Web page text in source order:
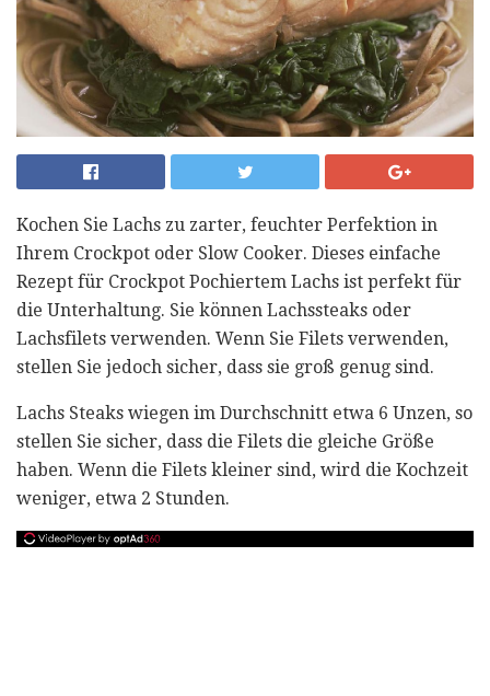
Kochen Sie Lachs zu zarter, feuchter Perfektion in
Ihrem Crockpot oder Slow Cooker. Dieses einfache
Rezept für Crockpot Pochiertem Lachs ist perfekt für
die Unterhaltung. Sie können Lachssteaks oder
Lachsfilets verwenden. Wenn Sie Filets verwenden,
stellen Sie jedoch sicher, dass sie groß genug sind.
Lachs Steaks wiegen im Durchschnitt etwa 6 Unzen, so
stellen Sie sicher, dass die Filets die gleiche Größe
haben. Wenn die Filets kleiner sind, wird die Kochzeit
weniger, etwa 2 Stunden.